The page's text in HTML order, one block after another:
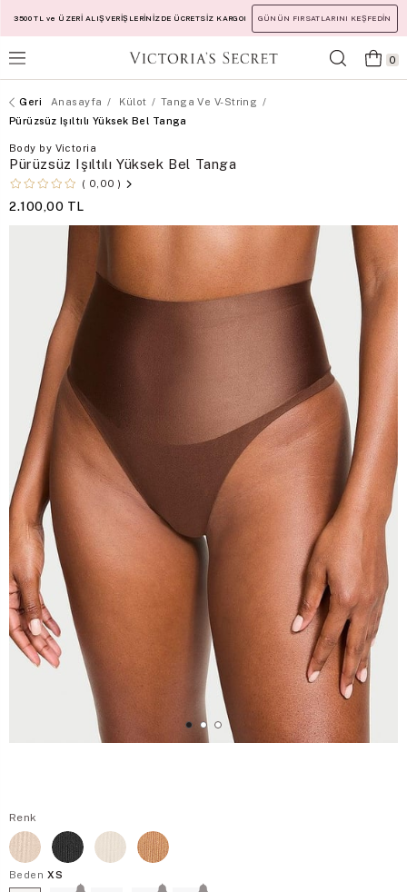
3500 TL ve ÜZERİ ALIŞVERİŞLERİNİZDE ÜCRETSİZ KARGO! GÜNÜN FIRSATLARINI KEŞFEDİN
0
Anasayfa Külot
Tanga Ve V-String
Pürüzsüz Işıltılı Yüksek Bel Tanga
Body by Victoria
Pürüzsüz Işıltılı Yüksek Bel Tanga
0,00
2.100,00 TL
Renk
Beden XS